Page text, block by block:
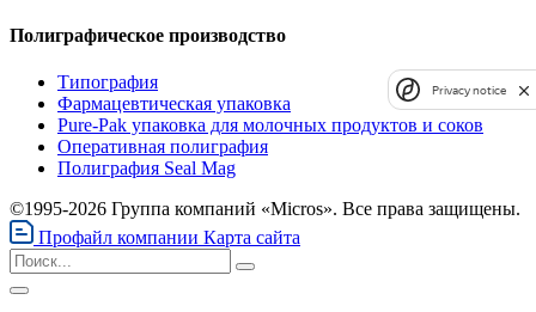
Полиграфическое производство
Типография
Фармацевтическая упаковка
Pure-Pak упаковка для молочных продуктов и соков
Оперативная полиграфия
Полиграфия Seal Mag
©1995-2026 Группа компаний «Micros». Все права защищены.
Профайл компании Карта сайта
Privacy notice